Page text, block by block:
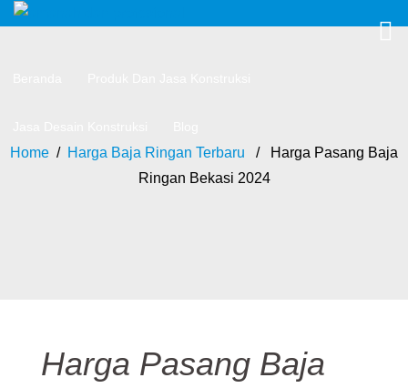
Home / Harga Baja Ringan Terbaru / Harga Pasang Baja
Ringan Bekasi 2024
Harga Pasang Baja